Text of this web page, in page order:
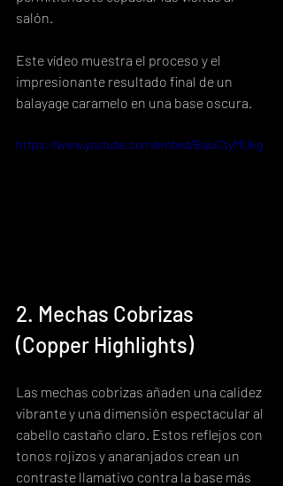
salón.
Este vídeo muestra el proceso y el
impresionante resultado final de un
balayage caramelo en una base oscura.
https://www.youtube.com/embed/BauiCtyMUkg
2. Mechas Cobrizas
(Copper Highlights)
Las mechas cobrizas añaden una calidez
vibrante y una dimensión espectacular al
cabello castaño claro. Estos reflejos con
tonos rojizos y anaranjados crean un
contraste llamativo contra la base más